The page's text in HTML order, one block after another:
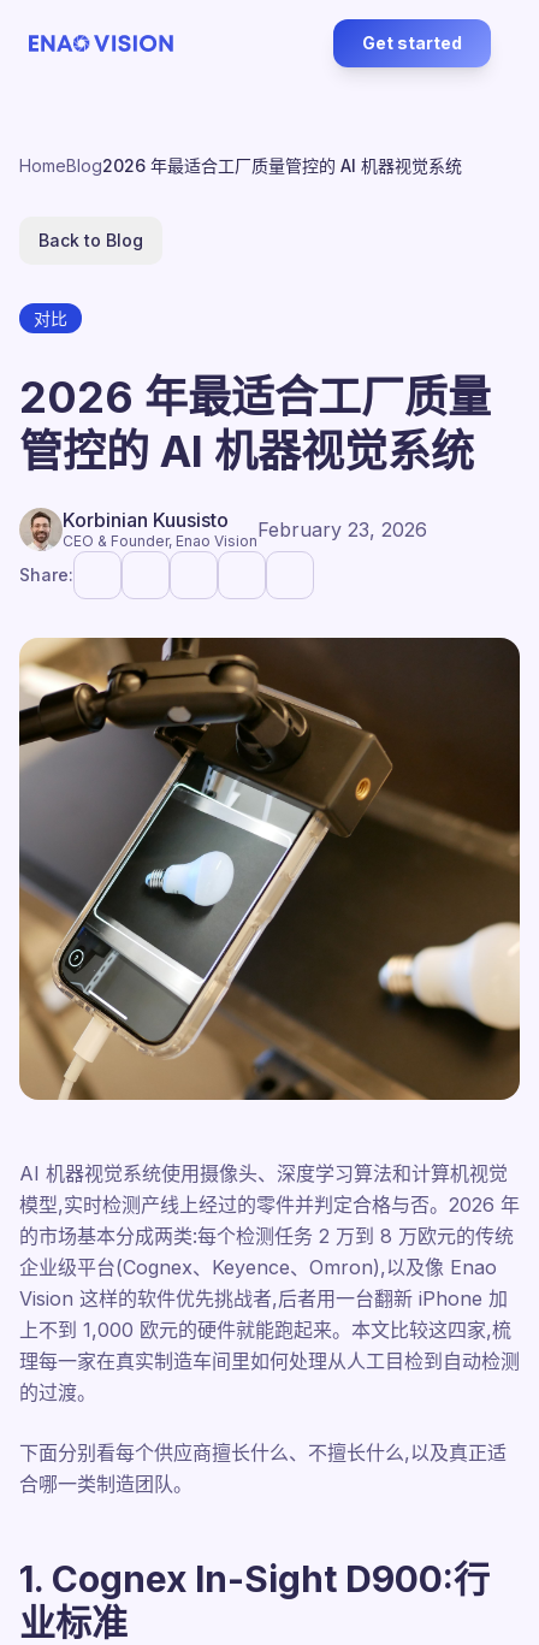
Get started
HomeBlog2026 年最适合工厂质量管控的 AI 机器视觉系统
Back to Blog
对比
2026 年最适合工厂质量
管控的 AI 机器视觉系统
Korbinian Kuusisto
CEO & Founder, Enao VisionFebruary 23, 2026
Share:
AI 机器视觉系统使用摄像头、深度学习算法和计算机视觉
模型,实时检测产线上经过的零件并判定合格与否。2026 年
的市场基本分成两类:每个检测任务 2 万到 8 万欧元的传统
企业级平台(Cognex、Keyence、Omron),以及像 Enao
Vision 这样的软件优先挑战者,后者用一台翻新 iPhone 加
上不到 1,000 欧元的硬件就能跑起来。本文比较这四家,梳
理每一家在真实制造车间里如何处理从人工目检到自动检测
的过渡。
下面分别看每个供应商擅长什么、不擅长什么,以及真正适
合哪一类制造团队。
1. Cognex In-Sight D900:行
业标准